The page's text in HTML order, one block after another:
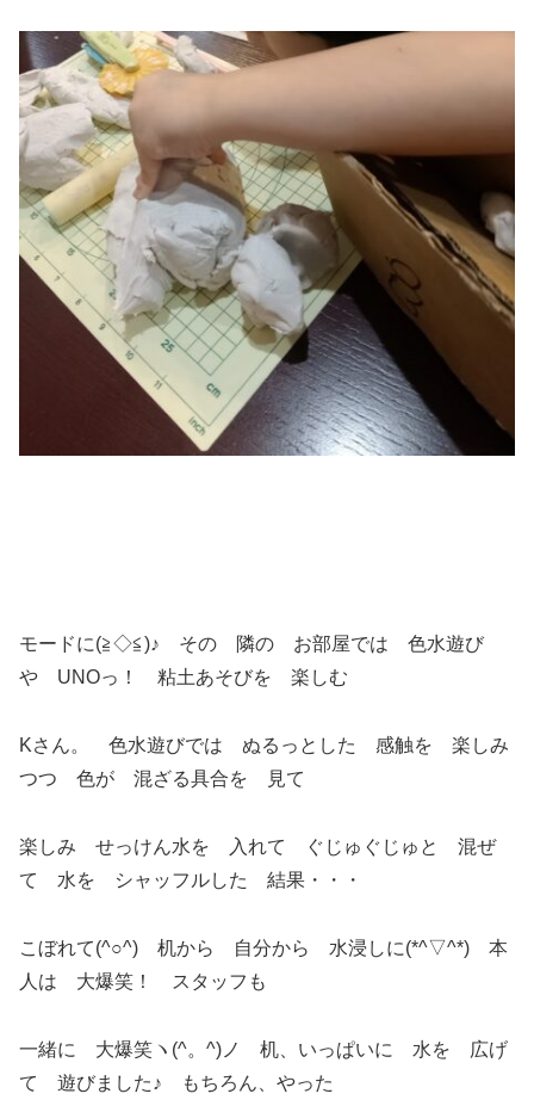
モードに(≧◇≦)♪ その 隣の お部屋では 色水遊び
や UNOっ！ 粘土あそびを 楽しむ
Kさん。 色水遊びでは ぬるっとした 感触を 楽しみ
つつ 色が 混ざる具合を 見て
楽しみ せっけん水を 入れて ぐじゅぐじゅと 混ぜ
て 水を シャッフルした 結果・・・
こぼれて(^○^) 机から 自分から 水浸しに(*^▽^*) 本
人は 大爆笑！ スタッフも
一緒に 大爆笑ヽ(^。^)ノ 机、いっぱいに 水を 広げ
て 遊びました♪ もちろん、やった